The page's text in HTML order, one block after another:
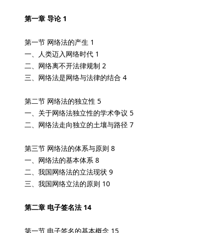
第一章 导论 1
第一节 网络法的产生 1
一、人类迈入网络时代 1
二、网络离不开法律规制 2
三、网络法是网络与法律的结合 4
第二节 网络法的独立性 5
一、关于网络法独立性的学术争议 5
二、网络法走向独立的土壤与路径 7
第三节 网络法的体系与原则 8
一、网络法的基本体系 8
二、我国网络法的立法现状 9
三、我国网络立法的原则 10
第二章 电子签名法 14
第一节 电子签名的基本概念 15